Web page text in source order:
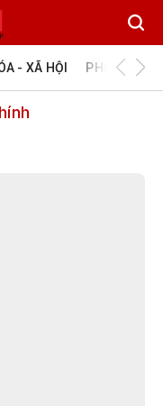
- XÃ HỘI PHÚ YÊN -